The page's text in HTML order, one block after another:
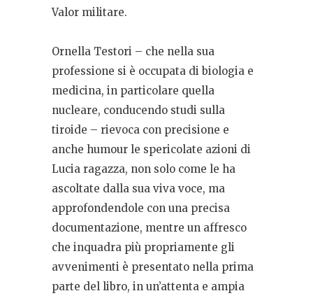
Valor militare.
Ornella Testori – che nella sua
professione si è occupata di biologia e
medicina, in particolare quella
nucleare, conducendo studi sulla
tiroide – rievoca con precisione e
anche humour le spericolate azioni di
Lucia ragazza, non solo come le ha
ascoltate dalla sua viva voce, ma
approfondendole con una precisa
documentazione, mentre un affresco
che inquadra più propriamente gli
avvenimenti è presentato nella prima
parte del libro, in un’attenta e ampia